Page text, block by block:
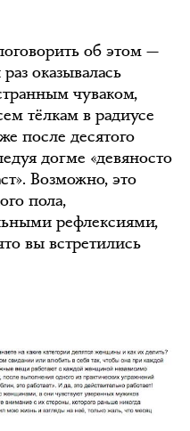
об этом —
оказывалась
чуваком,
тёлкам в радиусе
после десятого
догме «девяносто
Возможно, это
пола,
рефлексиями,
вы встретились